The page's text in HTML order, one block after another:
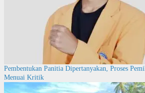
Pembentukan Panitia Dipertanyakan, Proses
Menuai Kritik